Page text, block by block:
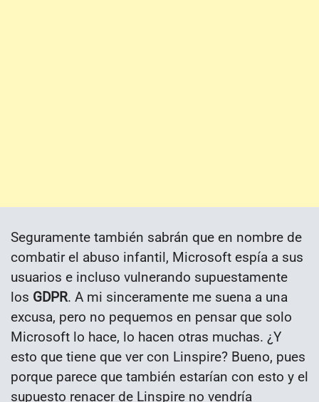
Seguramente también sabrán que en nombre de
combatir el abuso infantil, Microsoft espía a sus
usuarios e incluso vulnerando supuestamente
los GDPR. A mi sinceramente me suena a una
excusa, pero no pequemos en pensar que solo
Microsoft lo hace, lo hacen otras muchas. ¿Y
esto que tiene que ver con Linspire? Bueno, pues
porque parece que también estarían con esto y el
supuesto renacer de Linspire no vendría